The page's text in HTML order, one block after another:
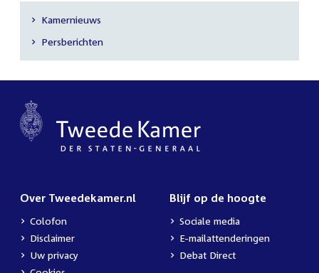
Secundaire
navigatie
Kamernieuws
Persberichten
Over Tweedekamer.nl
Colofon
Disclaimer
Uw privacy
Blijf op de hoogte
Sociale media
E-mailattenderingen
Debat Direct